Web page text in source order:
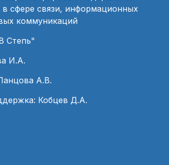
сфере связи, информационных
коммуникаций
Степь"
И.А.
А.В.
Кобцев Д.А.